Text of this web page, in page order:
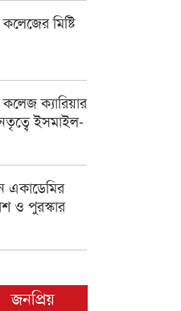
মিষ্টি
কলেজ ক্যারিয়ার
ইসমাইল-
একাডেমির
ও পুরস্কার
জনপ্রিয়